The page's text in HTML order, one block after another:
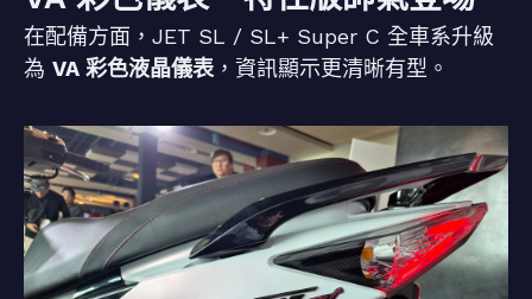
在配備方面，JET SL / SL+ Super C 全車系升級
為 VA 彩色液晶儀表 ，資訊顯示更清晰有型。